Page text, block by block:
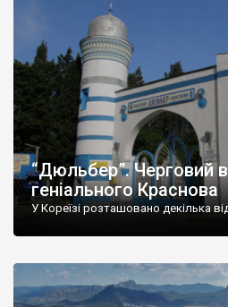
“Дюльбер”. Черговий
геніального Краснова
У Кореїзі розташовано декілька